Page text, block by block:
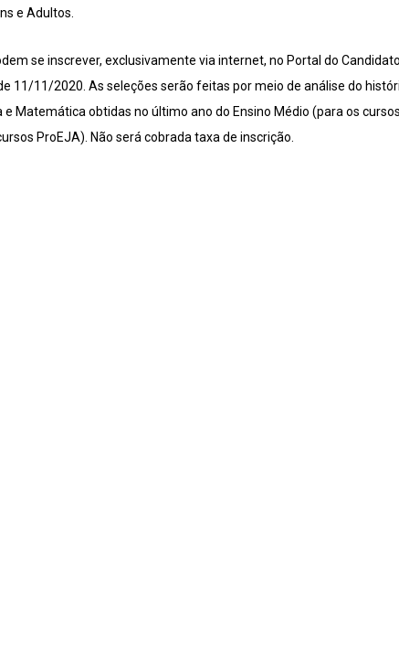
e Adultos.
se inscrever, exclusivamente via internet, no Portal do
11/11/2020. As seleções serão feitas por meio de análise do
Matemática obtidas no último ano do Ensino Médio (para os
ProEJA). Não será cobrada taxa de inscrição.